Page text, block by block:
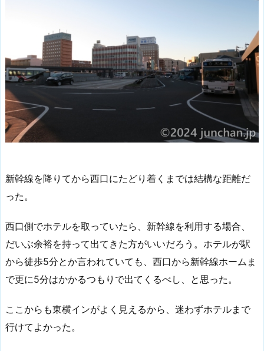
新幹線を降りてから西口にたどり着くまでは結構な距離だ
った。
西口側でホテルを取っていたら、新幹線を利用する場合、
だいぶ余裕を持って出てきた方がいいだろう。ホテルが駅
から徒歩5分とか言われていても、西口から新幹線ホームま
で更に5分はかかるつもりで出てくるべし、と思った。
ここからも東横インがよく見えるから、迷わずホテルまで
行けてよかった。